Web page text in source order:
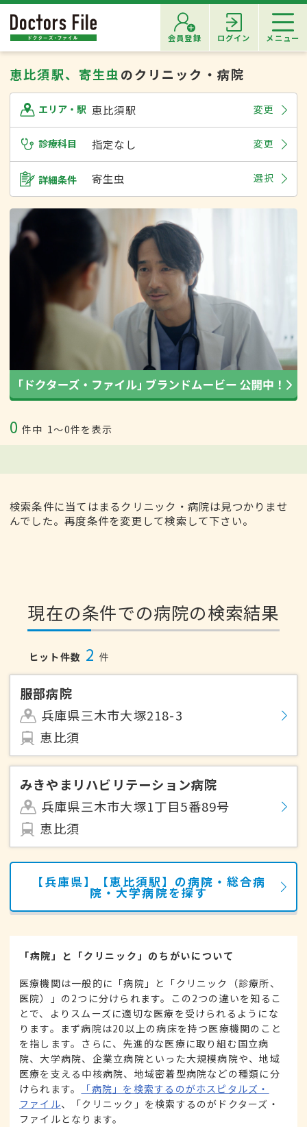
会員登録 ログイン メニュー
恵比須駅、寄生虫 のクリニック・病院
エリア・駅 恵比須駅 変更
診療科目 指定なし 変更
詳細条件 寄生虫 選択
0 件中 1〜0件を表示
検索条件に当てはまるクリニック・病院は見つかりませ
んでした。再度条件を変更して検索して下さい。
現在の条件での病院の検索結果
ヒット件数 2 件
服部病院
兵庫県三木市大塚218-3
恵比須
みきやまリハビリテーション病院
兵庫県三木市大塚1丁目5番89号
恵比須
【兵庫県】【恵比須駅】の病院・総合病
院・大学病院を探す
「病院」と「クリニック」のちがいについて
医療機関は一般的に「病院」と「クリニック（診療所、
医院）」の2つに分けられます。この2つの違いを知るこ
とで、よりスムーズに適切な医療を受けられるようにな
ります。まず病院は20以上の病床を持つ医療機関のこと
を指します。さらに、先進的な医療に取り組む国立病
院、大学病院、企業立病院といった大規模病院や、地域
医療を支える中核病院、地域密着型病院などの種類に分
けられます。
「病院」を検索するのがホスピタルズ・
ファイル、「クリニック」を検索するのがドクターズ・
ファイルとなります。